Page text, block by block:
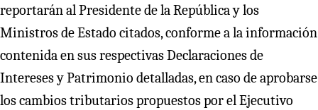
reportarán al Presidente de la República y los
Ministros de Estado citados, conforme a la información
contenida en sus respectivas Declaraciones de
Intereses y Patrimonio detalladas, en caso de aprobarse
los cambios tributarios propuestos por el Ejecutivo